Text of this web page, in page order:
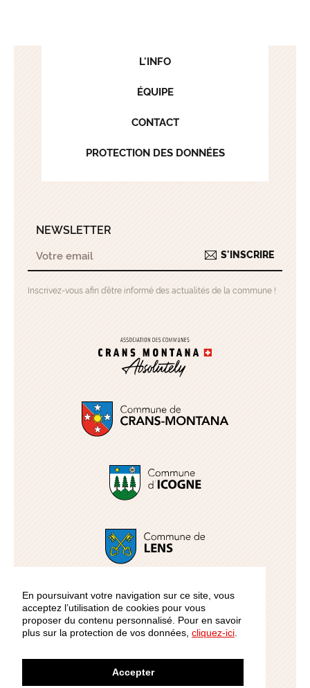
En poursuivant votre navigation sur ce site, vous
acceptez l’utilisation de cookies pour vous
proposer du contenu personnalisé. Pour en savoir
plus sur la protection de vos données, cliquez-ici
Accepter
L'INFO
ÉQUIPE
CONTACT
PROTECTION DES DONNÉES
NEWSLETTER
S'INSCRIRE
Inscrivez-vous afin d’être informé des actualités de la commune !